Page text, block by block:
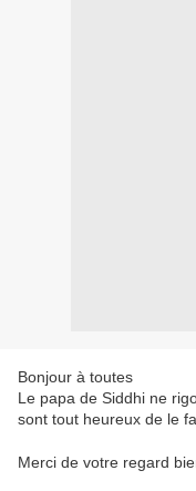
Bonjour à toutes
Le papa de Siddhi ne
sont tout heureux de le
Merci de votre regard